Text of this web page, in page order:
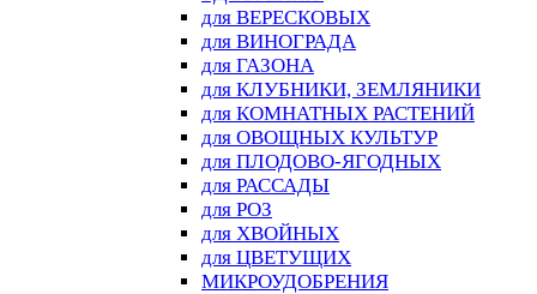
для ВЕРЕСКОВЫХ
для ВИНОГРАДА
для ГАЗОНА
для КЛУБНИКИ, ЗЕМЛЯНИКИ
для КОМНАТНЫХ РАСТЕНИЙ
для ОВОЩНЫХ КУЛЬТУР
для ПЛОДОВО-ЯГОДНЫХ
для РАССАДЫ
для РОЗ
для ХВОЙНЫХ
для ЦВЕТУЩИХ
МИКРОУДОБРЕНИЯ